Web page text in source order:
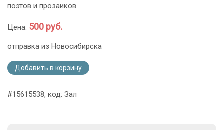
поэтов и прозаиков.
Цена: 500 руб.
отправка из Новосибирска
Добавить в корзину
#15615538, код: Зал